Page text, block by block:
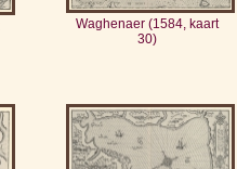
Waghenaer (1584, kaart
30)